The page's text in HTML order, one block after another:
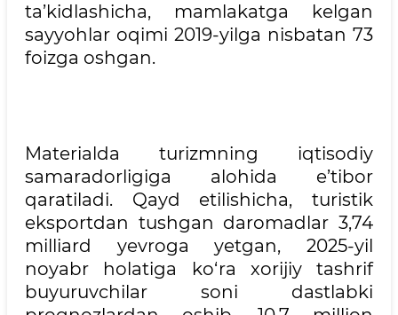
ta’kidlashicha, mamlakatga kelgan
sayyohlar oqimi 2019-yilga nisbatan 73
foizga oshgan.
Materialda turizmning iqtisodiy
samaradorligiga alohida e’tibor
qaratiladi. Qayd etilishicha, turistik
eksportdan tushgan daromadlar 3,74
milliard yevroga yetgan, 2025-yil
noyabr holatiga ko‘ra xorijiy tashrif
buyuruvchilar soni dastlabki